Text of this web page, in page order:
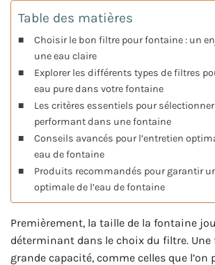
Table des matières
Choisir le bon filtre pour fontaine : un
une eau claire
Explorer les différents types de filtres
eau pure dans votre fontaine
Les critères essentiels pour
performant dans une fontaine
Conseils avancés pour l’entretien
eau de fontaine
Produits recommandés pour garantir
optimale de l’eau de fontaine
Premièrement, la taille de la fontaine
déterminant dans le choix du filtre. Une
grande capacité, comme celles que l’on